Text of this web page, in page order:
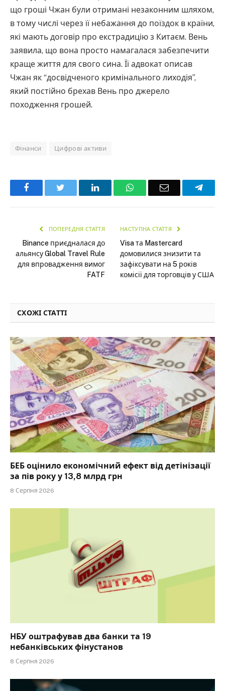
що гроші Чжан були отримані незаконним шляхом,
в тому числі через її небажання до поїздок в країни,
які мають договір про екстрадицію з Китаєм. Вень
заявила, що вона просто намагалася забезпечити
краще життя для свого сина. Її адвокат описав
Чжан як “досвідченого кримінального лиходія”,
який постійно брехав Вень про джерело
походження грошей.
Фінанси Цифрові активи
Facebook LinkedInWhatsAppEmail
ПОПЕРЕДНЯ СТАТТЯ
Binance приєдналася до
альянсу Global Travel Rule
для впровадження вимог
FATF
НАСТУПНА СТАТТЯ
Visa та Mastercard
домовилися знизити та
зафіксувати на 5 років
комісії для торговців у США
СХОЖІ СТАТТІ
БЕБ оцінило економічний ефект від детінізації
за пів року у 13,8 млрд грн
8 Серпня 2026
НБУ оштрафував два банки та 19
небанківських фінустанов
8 Серпня 2026